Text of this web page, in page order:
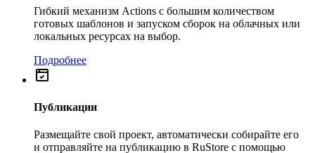
Гибкий механизм Actions с большим количеством
готовых шаблонов и запуском сборок на облачных или
локальных ресурсах на выбор.
Подробнее
Публикации
Размещайте свой проект, автоматически собирайте его
и отправляйте на публикацию в RuStore с помощью